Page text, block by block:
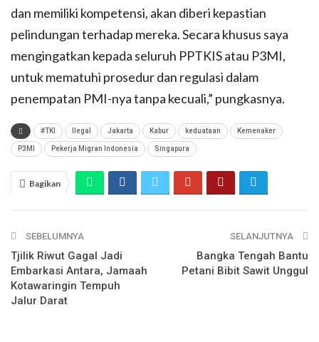
dan memiliki kompetensi, akan diberi kepastian
pelindungan terhadap mereka. Secara khusus saya
mengingatkan kepada seluruh PPTKIS atau P3MI,
untuk mematuhi prosedur dan regulasi dalam
penempatan PMI-nya tanpa kecuali,” pungkasnya.
#TKI Ilegal Jakarta Kabur keduataan Kemenaker
P3MI Pekerja Migran Indonesia Singapura
Bagikan
SEBELUMNYA
Tjilik Riwut Gagal Jadi
Embarkasi Antara, Jamaah
Kotawaringin Tempuh
Jalur Darat
SELANJUTNYA
Bangka Tengah Bantu
Petani Bibit Sawit Unggul